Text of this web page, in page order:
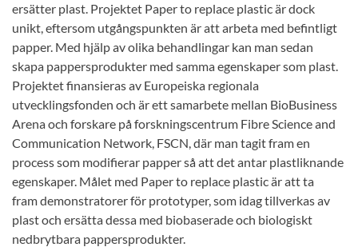
ersätter plast. Projektet Paper to replace plastic är dock
unikt, eftersom utgångspunkten är att arbeta med befintligt
papper. Med hjälp av olika behandlingar kan man sedan
skapa pappersprodukter med samma egenskaper som plast.
Projektet finansieras av Europeiska regionala
utvecklingsfonden och är ett samarbete mellan BioBusiness
Arena och forskare på forskningscentrum Fibre Science and
Communication Network, FSCN, där man tagit fram en
process som modifierar papper så att det antar plastliknande
egenskaper. Målet med Paper to replace plastic är att ta
fram demonstratorer för prototyper, som idag tillverkas av
plast och ersätta dessa med biobaserade och biologiskt
nedbrytbara pappersprodukter.